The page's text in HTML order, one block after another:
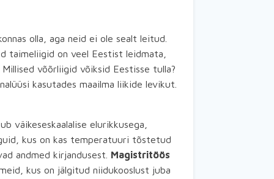
olla, aga neid ei ole sealt leitud.
taimeliigid on veel Eestist leidmata,
võõrliigid võiksid Eestisse tulla?
kasutades maailma liikide levikut.
väikeseskaalalise elurikkusega,
kus on kas temperatuuri tõstetud
andmed kirjandusest. Magistritöös
kus on jälgitud niidukooslust juba